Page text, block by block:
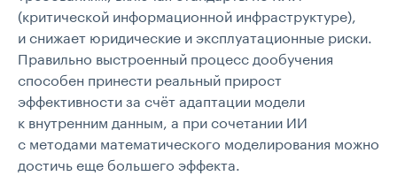
(критической информационной инфраструктуре),
и снижает юридические и эксплуатационные риски.
Правильно выстроенный процесс дообучения
способен принести реальный прирост
эффективности за счёт адаптации модели
к внутренним данным, а при сочетании ИИ
с методами математического моделирования можно
достичь еще большего эффекта.